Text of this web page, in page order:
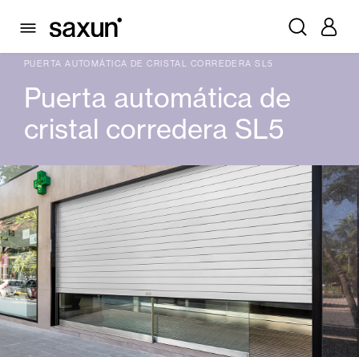
PRODUTOS
PORTAS AUTOMÁTICAS
PUERTA AUTOMÁTICA DE CRISTAL CORREDERA SL5
Puerta automática de
cristal corredera SL5